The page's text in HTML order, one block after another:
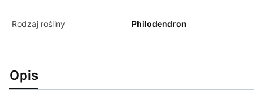
Rodzaj rośliny Philodendron
Opis